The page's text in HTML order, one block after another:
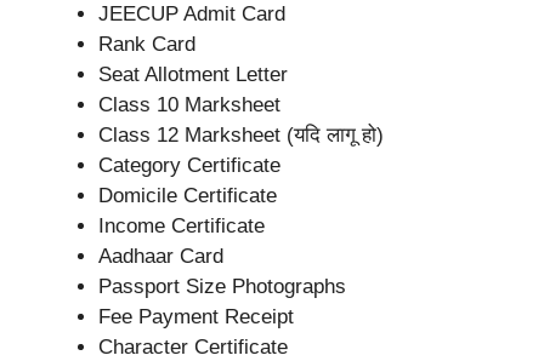
JEECUP Admit Card
Rank Card
Seat Allotment Letter
Class 10 Marksheet
Class 12 Marksheet (यदि लागू हो)
Category Certificate
Domicile Certificate
Income Certificate
Aadhaar Card
Passport Size Photographs
Fee Payment Receipt
Character Certificate